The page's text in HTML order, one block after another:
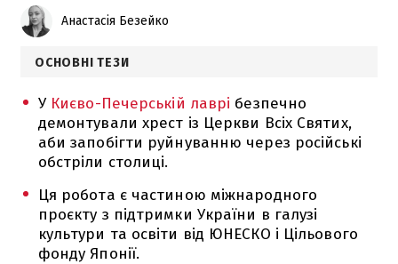
Анастасія Безейко
ОСНОВНІ ТЕЗИ
У Києво-Печерській лаврі безпечно
демонтували хрест із Церкви Всіх Святих,
аби запобігти руйнуванню через російські
обстріли столиці.
Ця робота є частиною міжнародного
проєкту з підтримки України в галузі
культури та освіти від ЮНЕСКО і Цільового
фонду Японії.